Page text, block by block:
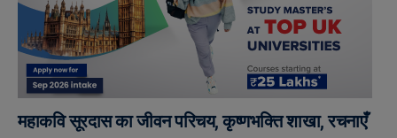
महाकवि सूरदास का जीवन परिचय, कृष्णभक्ति शाखा, रचनाएँ